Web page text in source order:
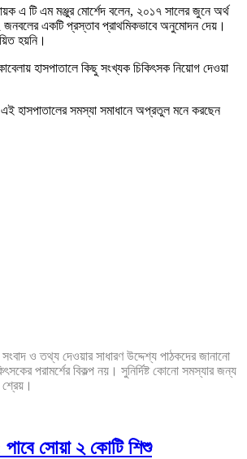
এ টি এম মঞ্জুর মোর্শেদ বলেন, ২০১৭ সালের জুনে অর্থ
জনবলের একটি প্রস্তাব প্রাথমিকভাবে অনুমোদন দেয়।
হয়নি।
হাসপাতালে কিছু সংখ্যক চিকিৎসক নিয়োগ দেওয়া
হাসপাতালের সমস্যা সমাধানে অপ্রতুল মনে করছেন
ও তথ্য দেওয়ার সাধারণ উদ্দেশ্য পাঠকদের জানানো
পরামর্শের বিকল্প নয়। সুনির্দিষ্ট কোনো সমস্যার জন্য
শ্রেয়।
সোয়া ২ কোটি শিশু